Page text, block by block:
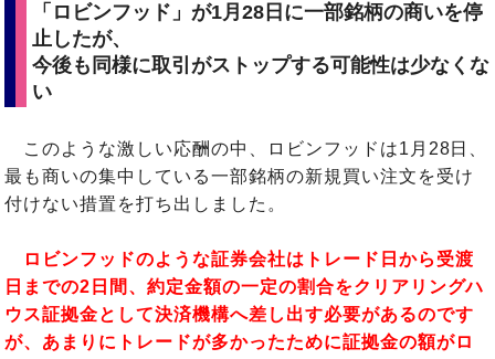
「ロビンフッド」が1月28日に一部銘柄の商いを停
止したが、
今後も同様に取引がストップする可能性は少なくな
い
このような激しい応酬の中、ロビンフッドは1月28日、
最も商いの集中している一部銘柄の新規買い注文を受け
付けない措置を打ち出しました。
ロビンフッドのような証券会社はトレード日から受渡
日までの2日間、約定金額の一定の割合をクリアリングハ
ウス証拠金として決済機構へ差し出す必要があるのです
が、あまりにトレードが多かったために証拠金の額がロ